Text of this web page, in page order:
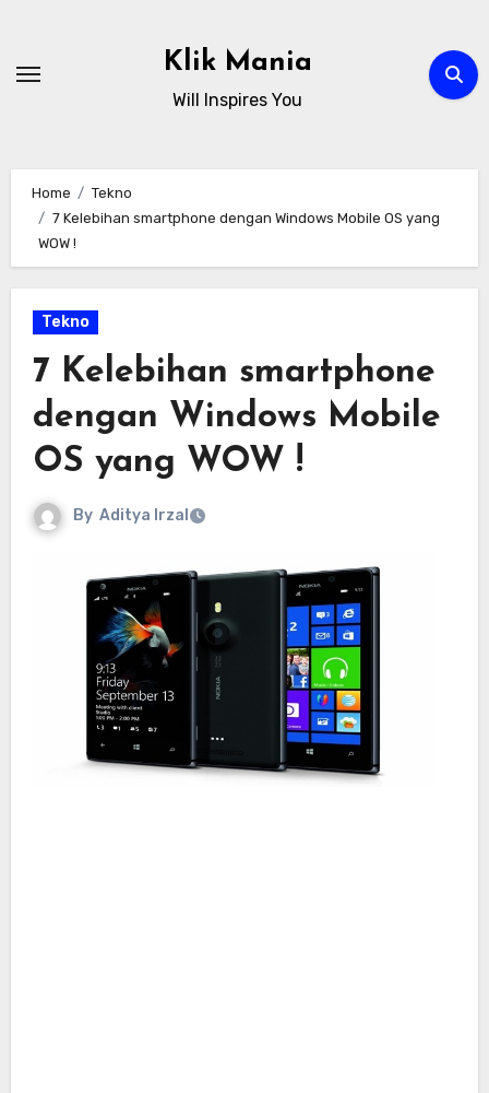
content
Klik Mania
Will Inspires You
Home
Tekno
7 Kelebihan smartphone dengan Windows Mobile OS yang
WOW !
Tekno
7 Kelebihan smartphone
dengan Windows Mobile
OS yang WOW !
By Aditya Irzal